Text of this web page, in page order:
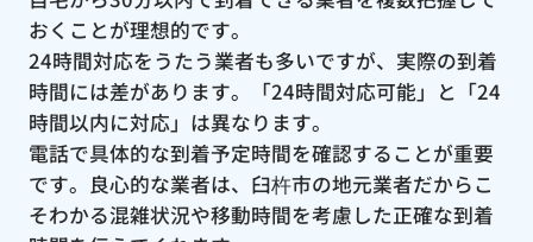
おくことが理想的です。
24時間対応をうたう業者も多いですが、実際の到着
時間には差があります。「24時間対応可能」と「24
時間以内に対応」は異なります。
電話で具体的な到着予定時間を確認することが重要
です。良心的な業者は、臼杵市の地元業者だからこ
そわかる混雑状況や移動時間を考慮した正確な到着